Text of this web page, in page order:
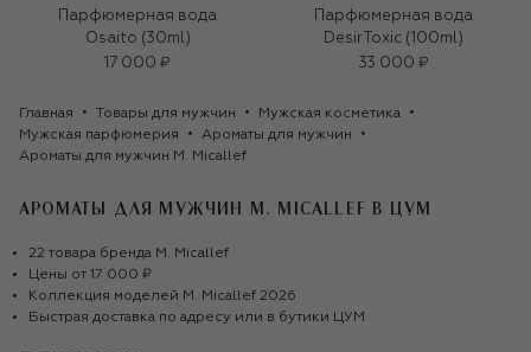
Парфюмерная вода
Osaito (30ml)
17 000 ₽
Парфюмерная вода
DesirToxic (100ml)
33 000 ₽
Главная Товары для мужчин
Мужская косметика
Мужская парфюмерия
Ароматы для мужчин
Ароматы для мужчин M. Micallef
АРОМАТЫ ДЛЯ МУЖЧИН M. MICALLEF В ЦУМ
22 товара бренда M. Micallef
Цены от 17 000 ₽
Коллекция моделей M. Micallef 2026
Быстрая доставка по адресу или в бутики ЦУМ